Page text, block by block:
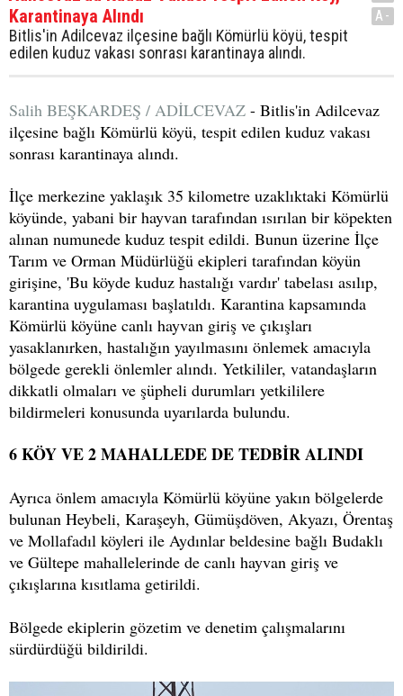
Karantinaya Alındı
Bitlis'in Adilcevaz ilçesine bağlı Kömürlü köyü, tespit
edilen kuduz vakası sonrası karantinaya alındı.
A-
Salih BEŞKARDEŞ / ADİLCEVAZ - Bitlis'in Adilcevaz
ilçesine bağlı Kömürlü köyü, tespit edilen kuduz vakası
sonrası karantinaya alındı.
İlçe merkezine yaklaşık 35 kilometre uzaklıktaki Kömürlü
köyünde, yabani bir hayvan tarafından ısırılan bir köpekten
alınan numunede kuduz tespit edildi. Bunun üzerine İlçe
Tarım ve Orman Müdürlüğü ekipleri tarafından köyün
girişine, 'Bu köyde kuduz hastalığı vardır' tabelası asılıp,
karantina uygulaması başlatıldı. Karantina kapsamında
Kömürlü köyüne canlı hayvan giriş ve çıkışları
yasaklanırken, hastalığın yayılmasını önlemek amacıyla
bölgede gerekli önlemler alındı. Yetkililer, vatandaşların
dikkatli olmaları ve şüpheli durumları yetkililere
bildirmeleri konusunda uyarılarda bulundu.
6 KÖY VE 2 MAHALLEDE DE TEDBİR ALINDI
Ayrıca önlem amacıyla Kömürlü köyüne yakın bölgelerde
bulunan Heybeli, Karaşeyh, Gümüşdöven, Akyazı, Örentaş
ve Mollafadıl köyleri ile Aydınlar beldesine bağlı Budaklı
ve Gültepe mahallelerinde de canlı hayvan giriş ve
çıkışlarına kısıtlama getirildi.
Bölgede ekiplerin gözetim ve denetim çalışmalarını
sürdürdüğü bildirildi.